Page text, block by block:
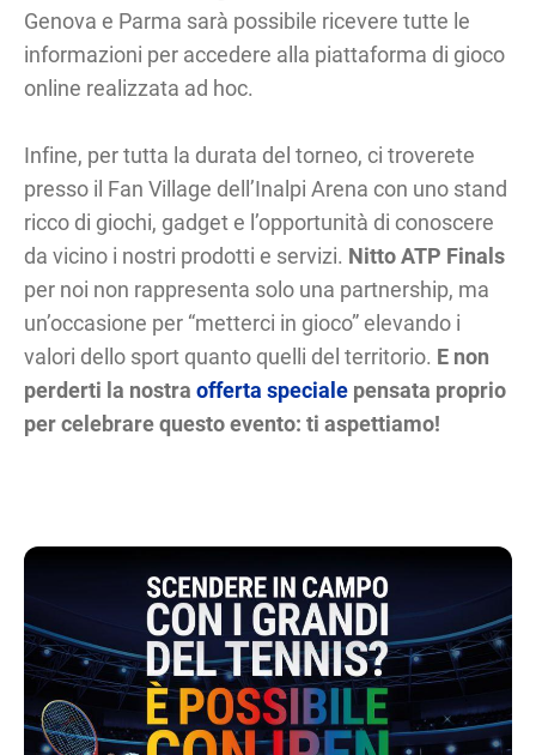
Genova e Parma sarà possibile ricevere tutte le
informazioni per accedere alla piattaforma di gioco
online realizzata ad hoc.
Infine, per tutta la durata del torneo, ci troverete
presso il Fan Village dell’Inalpi Arena con uno stand
ricco di giochi, gadget e l’opportunità di conoscere
da vicino i nostri prodotti e servizi. Nitto ATP Finals
per noi non rappresenta solo una partnership, ma
un’occasione per “metterci in gioco” elevando i
valori dello sport quanto quelli del territorio. E non
perderti la nostraofferta speciale pensata proprio
per celebrare questo evento: ti aspettiamo!